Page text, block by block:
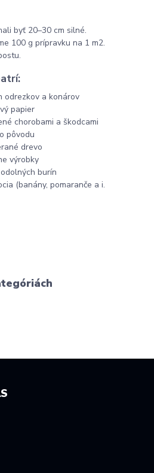
byť 20–30 cm silné.
100 g prípravku na 1 m2.
odrezkov a konárov
papier
chorobami a škodcami
pôvodu
drevo
výrobky
burín
(banány, pomaranče a i.